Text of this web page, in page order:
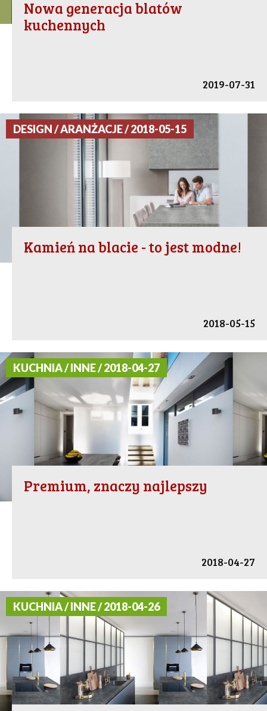
Nowa generacja blatów
kuchennych
2019-07-31
DESIGN / ARANŻACJE / 2018-05-15
Kamień na blacie - to jest modne!
2018-05-15
KUCHNIA / INNE / 2018-04-27
Premium, znaczy najlepszy
2018-04-27
KUCHNIA / INNE / 2018-04-26